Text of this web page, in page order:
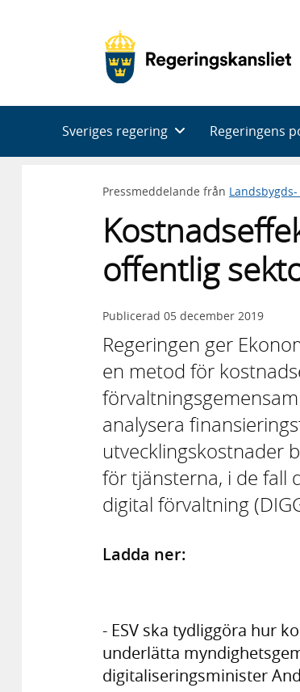
Sveriges regering Regeringens
Pressmeddelande från
offentlig
Publicerad 05 december 2019
Regeringen ger
en metod för
analysera
utvecklingskostnader
för tjänsterna, i de fall
digital förvaltning
Ladda ner:
- ESV ska tydliggöra hur
underlätta
digitaliseringsminister